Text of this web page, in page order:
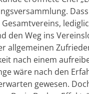
Gesamtvereins,
den Weg ins
allgemeinen
nach einem
wäre nach den
gewesen.